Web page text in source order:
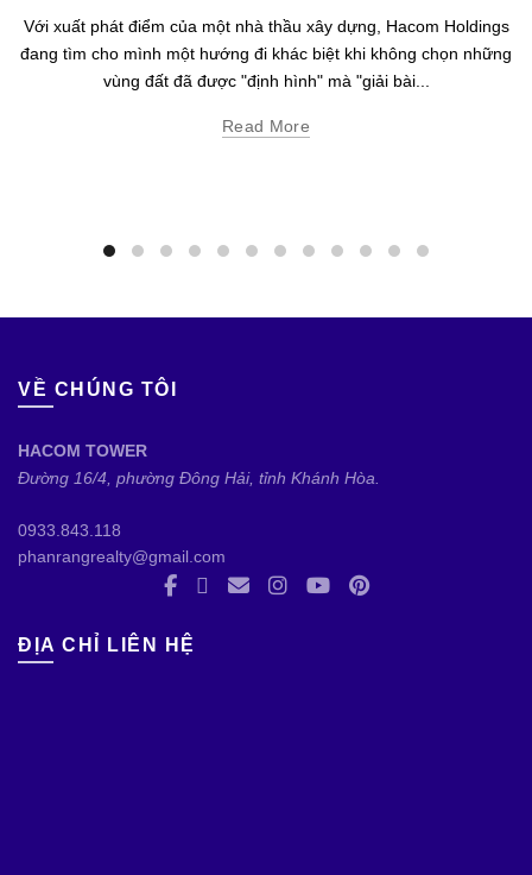
Với xuất phát điểm của một nhà thầu xây dựng, Hacom Holdings
đang tìm cho mình một hướng đi khác biệt khi không chọn những
vùng đất đã được "định hình" mà "giải bài...
Read More
VỀ CHÚNG TÔI
HACOM TOWER
Đường 16/4, phường Đông Hải, tỉnh Khánh Hòa.
0933.843.118
phanrangrealty@gmail.com
ĐỊA CHỈ LIÊN HỆ